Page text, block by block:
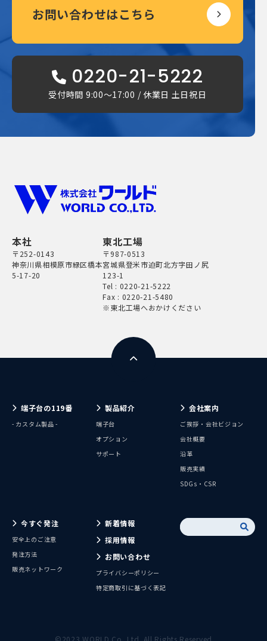
お問い合わせはこちら
0220-21-5222
受付時間 9:00〜17:00 / 休業日 土日祝日
本社
〒252-0143
神奈川県相模原市緑区橋本
5-17-20
東北工場
〒987-0513
宮城県登米市迫町北方字田ノ尻
123-1
Tel : 0220-21-5222
Fax : 0220-21-5480
※東北工場へおかけください
端子台の119番
- カスタム製品 -
製品紹介
端子台
オプション
サポート
会社案内
ご挨拶・会社ビジョン
会社概要
沿革
販売実績
SDGs・CSR
今すぐ発注
安全上のご注意
発注方法
販売ネットワーク
新着情報
採用情報
お問い合わせ
プライバシーポリシー
特定商取引に基づく表記
©2023 WORLD Co.,Ltd. All Rights Reserved